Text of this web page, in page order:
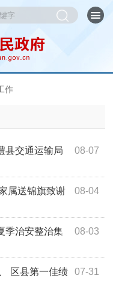
作
08-07
县交通运输局
08-04
属送锦旗致谢
08-03
季治安整治集
07-31
区县第一佳绩